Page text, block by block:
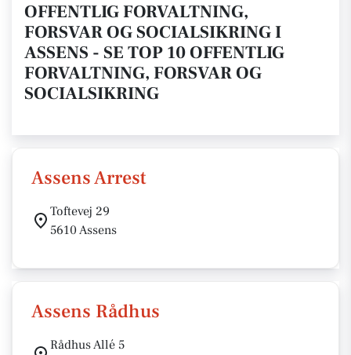
OFFENTLIG FORVALTNING,
FORSVAR OG SOCIALSIKRING I
ASSENS - SE TOP 10 OFFENTLIG
FORVALTNING, FORSVAR OG
SOCIALSIKRING
Assens Arrest
Toftevej 29
5610 Assens
Assens Rådhus
Rådhus Allé 5